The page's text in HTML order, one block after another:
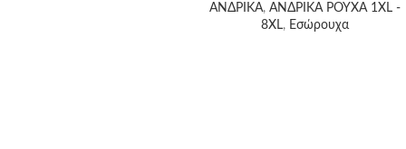
ΑΝΔΡΙΚΑ, ΑΝΔΡΙΚΑ ΡΟΥΧΑ 1XL -
8XL, Εσώρουχα